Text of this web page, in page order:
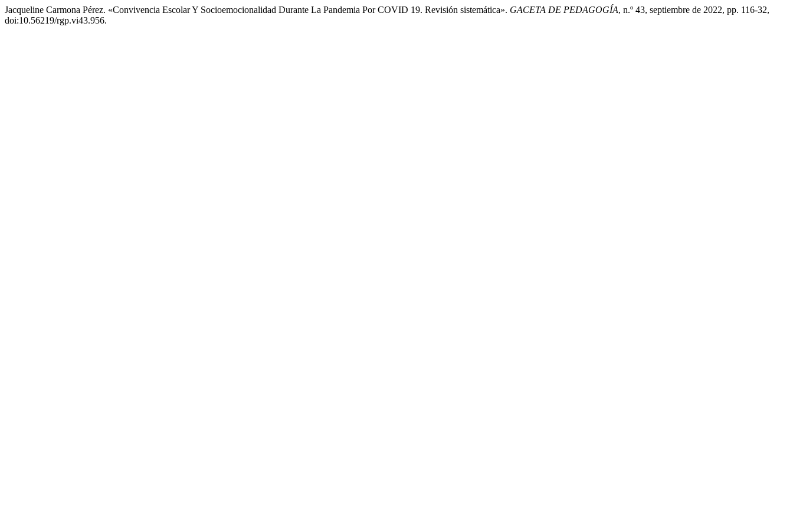
Jacqueline Carmona Pérez. «Convivencia Escolar Y Socioemocionalidad Durante La Pandemia Por COVID 19. Revisión sistemática». GACETA DE PEDAGOGÍA, n.º 43, septiembre de 2022, pp. 116-32,
doi:10.56219/rgp.vi43.956.